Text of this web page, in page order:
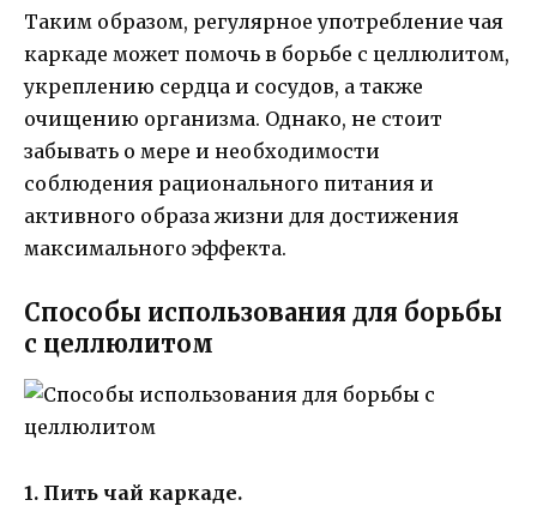
Таким образом, регулярное употребление чая
каркаде может помочь в борьбе с целлюлитом,
укреплению сердца и сосудов, а также
очищению организма. Однако, не стоит
забывать о мере и необходимости
соблюдения рационального питания и
активного образа жизни для достижения
максимального эффекта.
Способы использования для борьбы
с целлюлитом
1. Пить чай каркаде.